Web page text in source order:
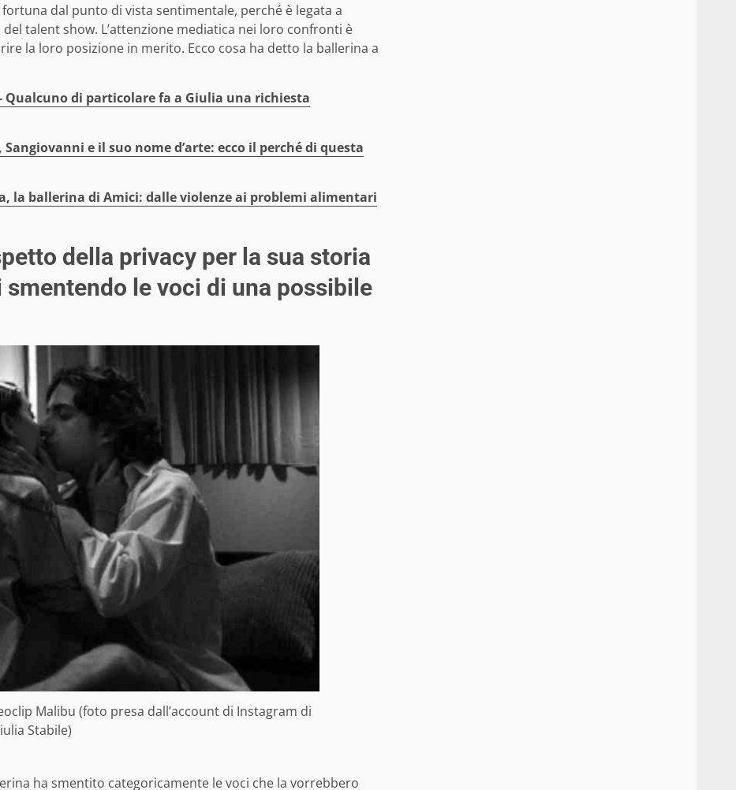
dal punto di vista sentimentale, perché è legata a
talent show. L’attenzione mediatica nei loro confronti è
la loro posizione in merito. Ecco cosa ha detto la ballerina a
Qualcuno di particolare fa a Giulia una richiesta
Sangiovanni e il suo nome d’arte: ecco il perché di questa
la ballerina di Amici: dalle violenze ai problemi alimentari
della privacy per la sua storia
smentendo le voci di una possibile
Malibu (foto presa dall’account di Instagram di
Stabile)
ha smentito categoricamente le voci che la vorrebbero